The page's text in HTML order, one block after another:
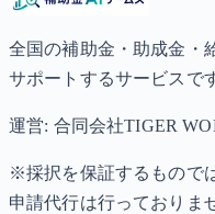
全国の補助金・助成金・
サポートするサービスで
運営: 合同会社TIGER
※採択を保証するもので
申請代行は行っておりま